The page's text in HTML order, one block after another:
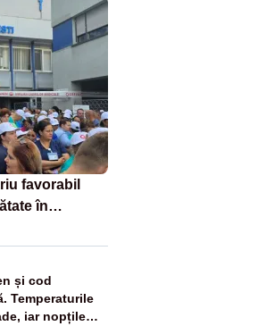
favorabil
în
și cod
Temperaturile
iar nopțile